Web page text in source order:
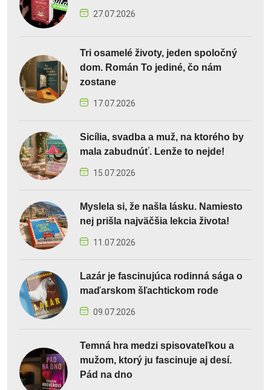
27.07.2026
Tri osamelé životy, jeden spoločný
dom. Román To jediné, čo nám
zostane
17.07.2026
Sicília, svadba a muž, na ktorého by
mala zabudnúť. Lenže to nejde!
15.07.2026
Myslela si, že našla lásku. Namiesto
nej prišla najväčšia lekcia života!
11.07.2026
Lazár je fascinujúca rodinná sága o
maďarskom šľachtickom rode
09.07.2026
Temná hra medzi spisovateľkou a
mužom, ktorý ju fascinuje aj desí.
Pád na dno